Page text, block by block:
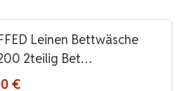
Leinen Bettwäsche
2teilig Bet…
€